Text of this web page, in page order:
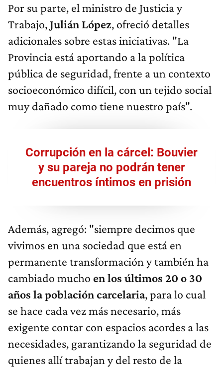
Por su parte, el ministro de Justicia y
Trabajo,Julián López, ofreció detalles
adicionales sobre estas iniciativas. "La
Provincia está aportando a la política
pública de seguridad, frente a un contexto
socioeconómico difícil, con un tejido social
muy dañado como tiene nuestro país".
Corrupción en la cárcel: Bouvier
y su pareja no podrán tener
encuentros íntimos en prisión
Además, agregó: "siempre decimos que
vivimos en una sociedad que está en
permanente transformación y también ha
cambiado mucho en los últimos 20 o 30
años la población carcelaria, para lo cual
se hace cada vez más necesario, más
exigente contar con espacios acordes a las
necesidades, garantizando la seguridad de
quienes allí trabajan y del resto de la